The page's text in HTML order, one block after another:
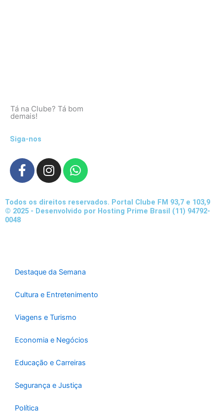
Tá na Clube? Tá bom
demais!
Siga-nos
F
a
e
b
f
I
n
t
a
W
h
t
s
Todos os direitos reservados. Portal Clube FM 93,7 e 103,9
© 2025 - Desenvolvido por Hosting Prime Brasil (11) 94792-
0048
Destaque da Semana
Cultura e Entretenimento
Viagens e Turismo
Economia e Negócios
Educação e Carreiras
Segurança e Justiça
Política